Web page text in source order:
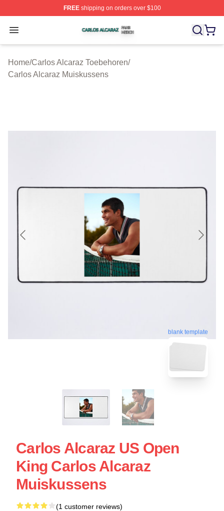
FREEshipping on orders over $100
Open menu
Carlos Alcaraz Shop ⚡️ Officially Licensed Carlos
Home/Carlos Alcaraz Toebehoren/
Carlos Alcaraz Muiskussens
blank template
Carlos Alcaraz US Open
King Carlos Alcaraz
Muiskussens
(1 customer reviews)